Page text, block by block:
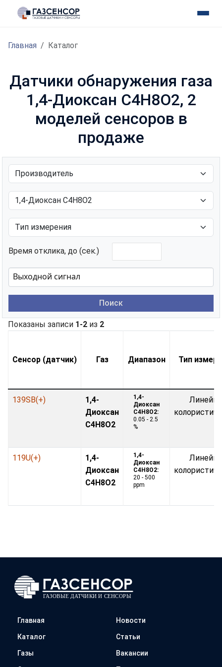
Главная Каталог
Датчики обнаружения газа
1,4-Диоксан C4H8O2, 2
моделей сенсоров в
продаже
Время отклика, до (сек.)
Поиск
Показаны записи 1-2 из 2
Сенсор (датчик) Газ Диапазон Тип
139SB(+)
1,4-
Диоксан
C4H8O2
1,4-
Диоксан
C4H8O2:
0.05 - 2.5
%
119U(+)
1,4-
Диоксан
C4H8O2
1,4-
Диоксан
C4H8O2:
20 - 500
ppm
Главная
Каталог
Газы
Новости
Статьи
Вакансии